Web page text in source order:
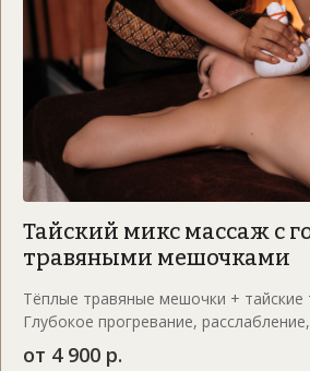
Тайский микс массаж с
травяными мешочками
Тёплые травяные мешочки + тайские
Глубокое прогревание,
от 4 900 р.